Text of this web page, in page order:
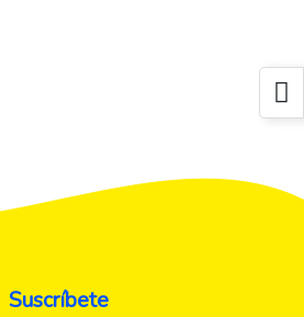
Suscríbete